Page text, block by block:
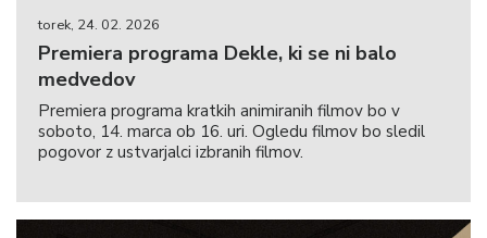
torek, 24. 02. 2026
Premiera programa Dekle, ki se ni balo
medvedov
Premiera programa kratkih animiranih filmov bo v
soboto, 14. marca ob 16. uri. Ogledu filmov bo sledil
pogovor z ustvarjalci izbranih filmov.